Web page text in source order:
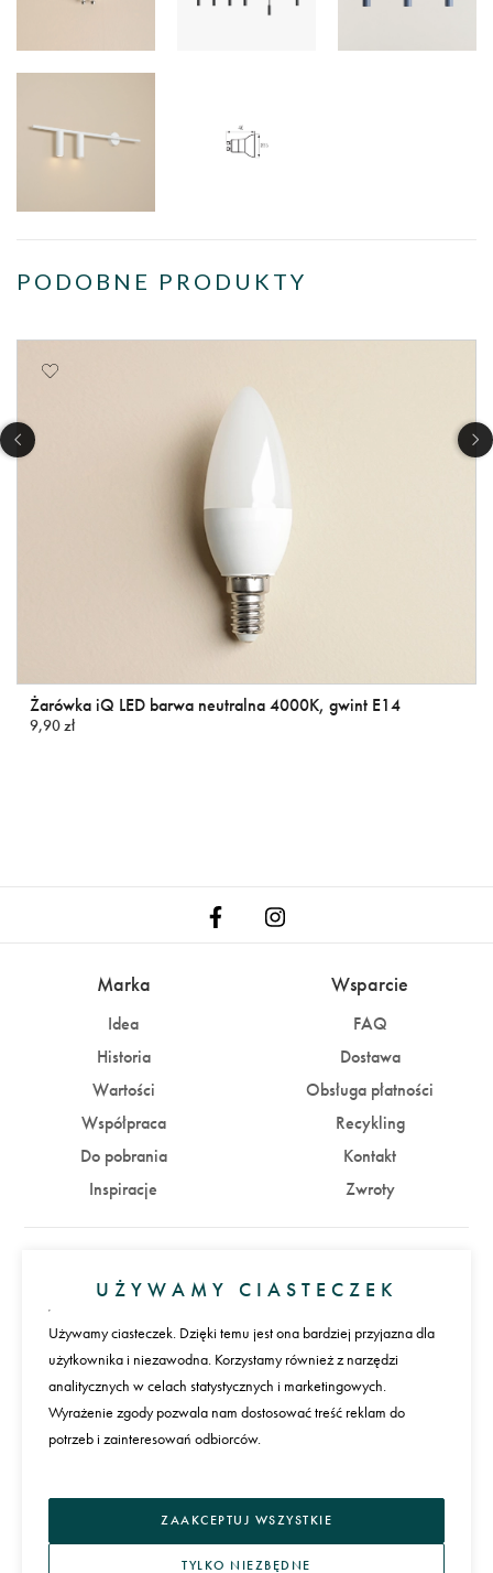
PODOBNE PRODUKTY
Żarówka iQ LED barwa neutralna 4000K, gwint E14
9,90 zł
Marka
Idea
Historia
Wartości
Współpraca
Do pobrania
Inspiracje
Wsparcie
FAQ
Dostawa
Obsługa płatności
Recykling
Kontakt
Zwroty
Zaloguj się Załóż konto
Płatności
Język
UŻYWAMY CIASTECZEK
Używamy ciasteczek. Dzięki temu jest ona bardziej przyjazna dla
użytkownika i niezawodna. Korzystamy również z narzędzi
analitycznych w celach statystycznych i marketingowych.
Wyrażenie zgody pozwala nam dostosować treść reklam do
potrzeb i zainteresowań odbiorców.
ZAAKCEPTUJ WSZYSTKIE
TYLKO NIEZBĘDNE